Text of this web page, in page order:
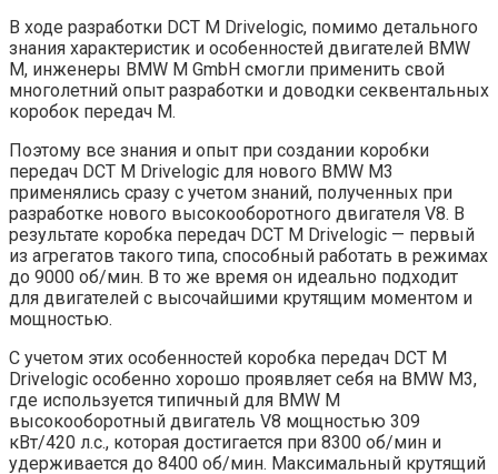
В ходе разработки DCT М Drivelogic, помимо детального
знания характеристик и особенностей двигателей BMW
M, инженеры BMW M GmbH смогли применить свой
многолетний опыт разработки и доводки секвентальных
коробок передач M.
Поэтому все знания и опыт при создании коробки
передач DCT М Drivelogic для нового BMW M3
применялись сразу с учетом знаний, полученных при
разработке нового высокооборотного двигателя V8. В
результате коробка передач DCT М Drivelogic — первый
из агрегатов такого типа, способный работать в режимах
до 9000 об/мин. В то же время он идеально подходит
для двигателей с высочайшими крутящим моментом и
мощностью.
С учетом этих особенностей коробка передач DCT М
Drivelogic особенно хорошо проявляет себя на BMW M3,
где используется типичный для BMW M
высокооборотный двигатель V8 мощностью 309
кВт/420 л.с., которая достигается при 8300 об/мин и
удерживается до 8400 об/мин. Максимальный крутящий